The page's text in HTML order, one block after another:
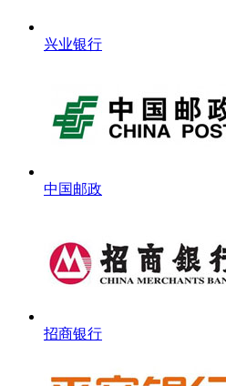
兴业银行
中国邮政
招商银行